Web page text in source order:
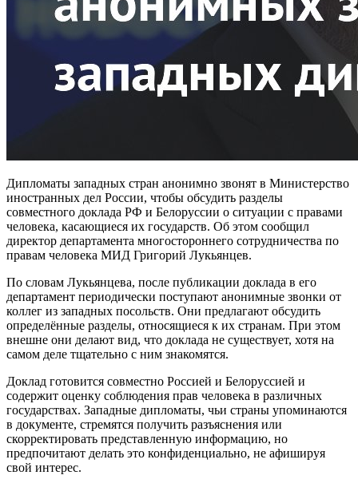
Дипломаты западных стран анонимно звонят в Министерство
иностранных дел России, чтобы обсудить разделы
совместного доклада РФ и Белоруссии о ситуации с правами
человека, касающиеся их государств. Об этом сообщил
директор департамента многостороннего сотрудничества по
правам человека МИД Григорий Лукьянцев.
По словам Лукьянцева, после публикации доклада в его
департамент периодически поступают анонимные звонки от
коллег из западных посольств. Они предлагают обсудить
определённые разделы, относящиеся к их странам. При этом
внешне они делают вид, что доклада не существует, хотя на
самом деле тщательно с ним знакомятся.
Доклад готовится совместно Россией и Белоруссией и
содержит оценку соблюдения прав человека в различных
государствах. Западные дипломаты, чьи страны упоминаются
в документе, стремятся получить разъяснения или
скорректировать представленную информацию, но
предпочитают делать это конфиденциально, не афишируя
свой интерес.